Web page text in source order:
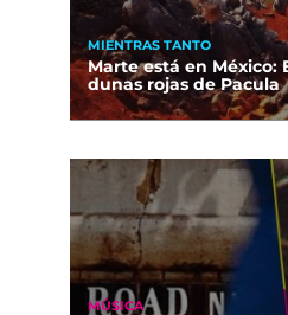
MIENTRAS TANTO
Marte está en México:
dunas rojas de Pacula
MÚSICA